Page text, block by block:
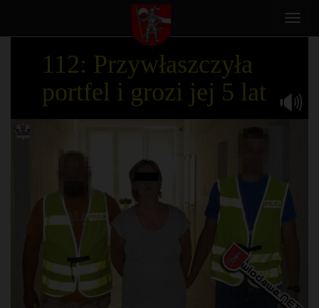
112: Przywłaszczyła
portfel i grozi jej 5 lat